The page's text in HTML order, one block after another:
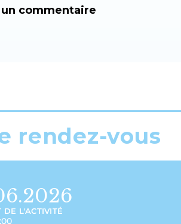
un commentaire
rendez-vous
DE L'ACTIVITÉ